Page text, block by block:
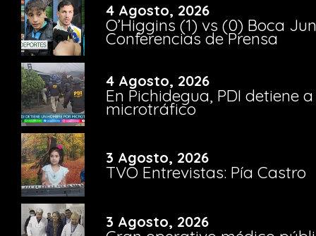
4 Agosto, 2026
O’Higgins (1) vs (0) Boca
Conferencias de Prensa
4 Agosto, 2026
En Pichidegua, PDI detiene
microtráfico
3 Agosto, 2026
TVO Entrevistas: Pía Castro
3 Agosto, 2026